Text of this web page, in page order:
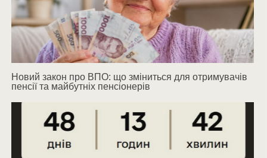
Новий закон про ВПО: що зміниться для отримувачів
пенсії та майбутніх пенсіонерів